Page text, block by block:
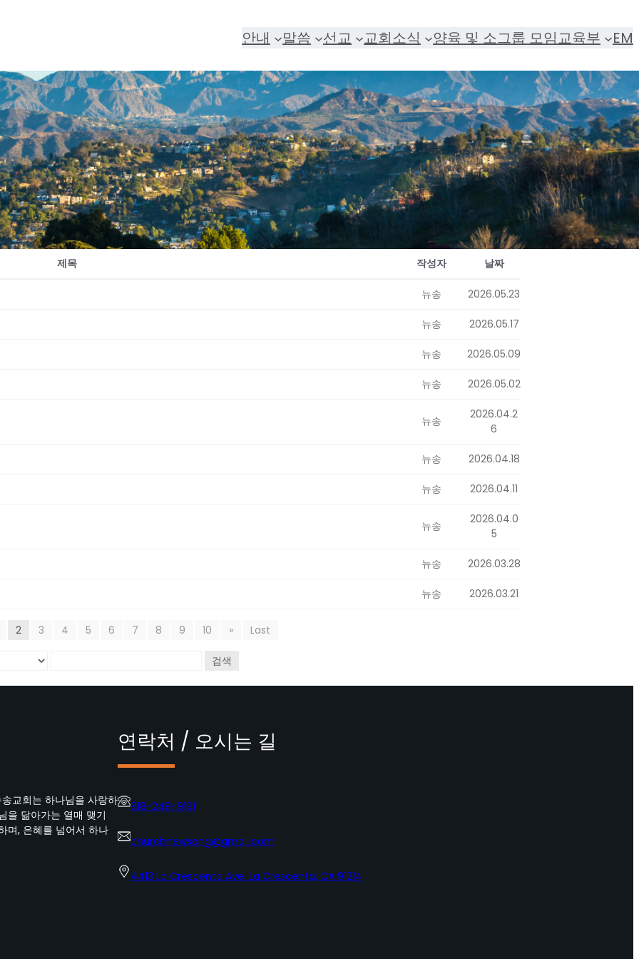
안내 말씀 선교 교회소식 양육 및 소그룹 모임교육부 EM
제목 작성자 날짜
뉴송 2026.05.23
뉴송 2026.05.17
뉴송 2026.05.09
뉴송 2026.05.02
뉴송
2026.04.2
6
뉴송 2026.04.18
뉴송 2026.04.11
뉴송
2026.04.0
5
뉴송 2026.03.28
뉴송 2026.03.21
2 3 4 5 6 7 8 9 10 » Last
검색
교회는 하나님을 사랑하
을 닮아가는 열매 맺기
며, 은혜를 넘어서 하나
연락처 / 오시는 길
818-248-9191
churchnewsong@gmail.com
4413 La Crescenta Ave. La Crescenta, CA 91214